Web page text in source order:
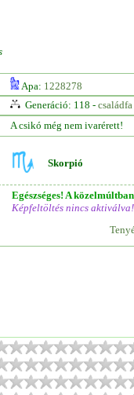
Apa: 1228278
Generáció: 118 - családfa
A csikó még nem ivarérett!
Skorpió
Egészséges! A
Képfeltöltés nincs aktiválva!